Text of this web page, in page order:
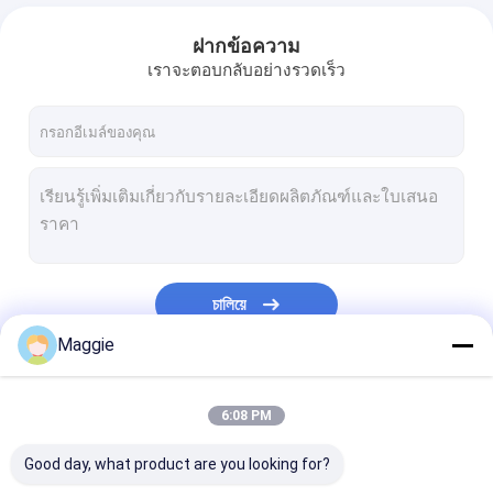
ฝากข้อความ
เราจะตอบกลับอย่างรวดเร็ว
চালিয়ে
Maggie
6:08 PM
Good day, what product are you looking for?